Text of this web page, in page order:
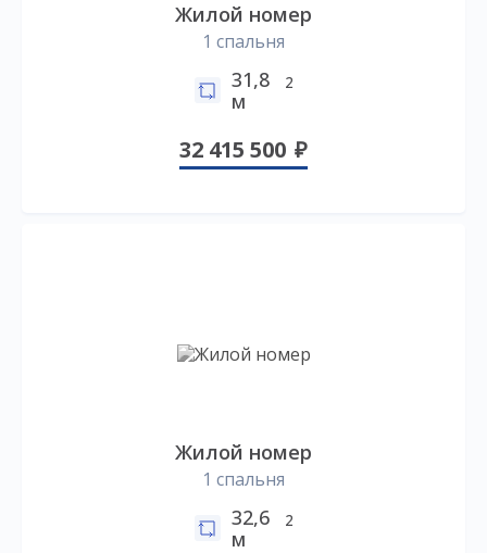
Жилой номер
1 спальня
31,8
м
2
32 415 500
Жилой номер
1 спальня
32,6
м
2